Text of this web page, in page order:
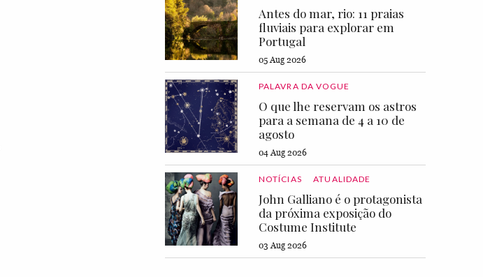
Antes do mar, rio: 11 praias
fluviais para explorar em
Portugal
05 Aug 2026
PALAVRA DA VOGUE
O que lhe reservam os astros
para a semana de 4 a 10 de
agosto
04 Aug 2026
NOTÍCIAS ATUALIDADE
John Galliano é o protagonista
da próxima exposição do
Costume Institute
03 Aug 2026